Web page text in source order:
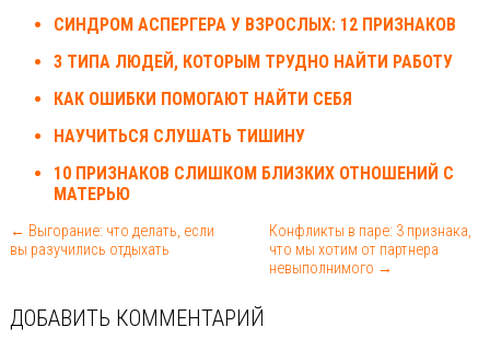
СИНДРОМ АСПЕРГЕРА У ВЗРОСЛЫХ: 12 ПРИЗНАКОВ
3 ТИПА ЛЮДЕЙ, КОТОРЫМ ТРУДНО НАЙТИ РАБОТУ
КАК ОШИБКИ ПОМОГАЮТ НАЙТИ СЕБЯ
НАУЧИТЬСЯ СЛУШАТЬ ТИШИНУ
10 ПРИЗНАКОВ СЛИШКОМ БЛИЗКИХ ОТНОШЕНИЙ С
МАТЕРЬЮ
← Выгорание: что делать, если
вы разучились отдыхать
Конфликты в паре: 3 признака,
что мы хотим от партнера
невыполнимого →
ДОБАВИТЬ КОММЕНТАРИЙ